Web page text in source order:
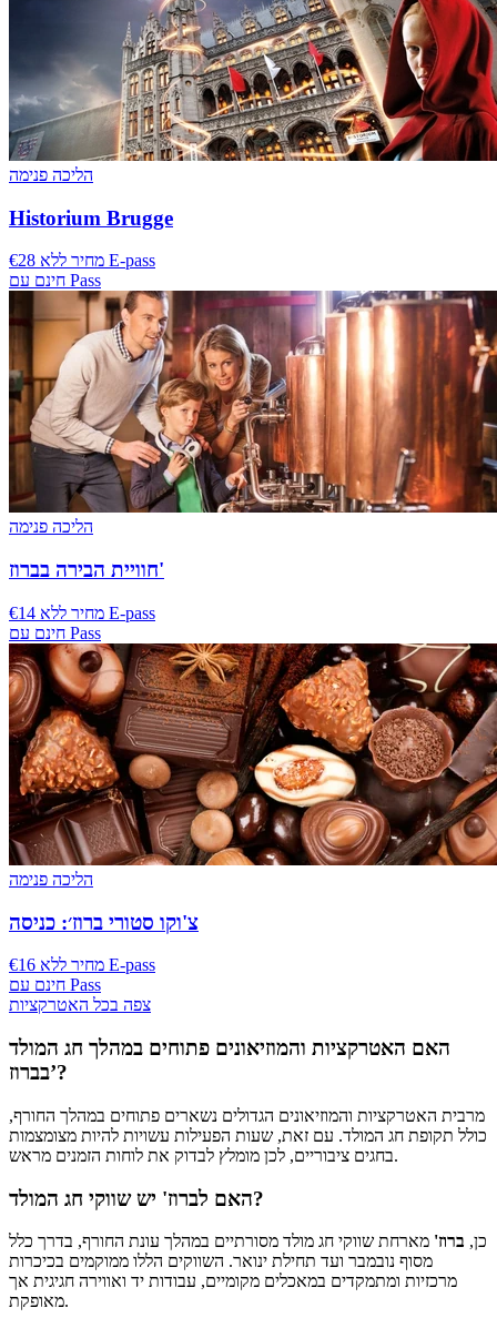
הליכה פנימה
Historium Brugge
€28 מחיר ללא E-pass
חינם עם Pass
הליכה פנימה
חוויית הבירה בברוז'
€14 מחיר ללא E-pass
חינם עם Pass
הליכה פנימה
צ'וקו סטורי ברוז׳: כניסה
€16 מחיר ללא E-pass
חינם עם Pass
צפה בכל האטרקציות
האם האטרקציות והמוזיאונים פתוחים במהלך חג המולד
בברוז’?
מרבית האטרקציות והמוזיאונים הגדולים נשארים פתוחים במהלך החורף,
כולל תקופת חג המולד. עם זאת, שעות הפעילות עשויות להיות מצומצמות
בחגים ציבוריים, לכן מומלץ לבדוק את לוחות הזמנים מראש.
האם לברוז' יש שווקי חג המולד?
כן, ברוז' מארחת שווקי חג מולד מסורתיים במהלך עונת החורף, בדרך כלל
מסוף נובמבר ועד תחילת ינואר. השווקים הללו ממוקמים בכיכרות
מרכזיות ומתמקדים במאכלים מקומיים, עבודות יד ואווירה חגיגית אך
מאופקת.